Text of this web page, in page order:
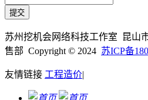
苏州挖机会网络科技工作室 昆山
售部 Copyright © 2024 苏ICP备
友情链接 工程造价|